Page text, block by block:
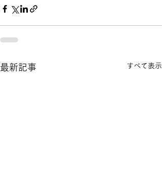
最新記事 すべて表示